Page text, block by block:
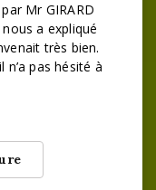
Mr GIRARD
a expliqué
très bien.
pas hésité à